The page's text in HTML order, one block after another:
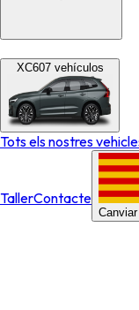
XC607vehículos
Tots els nostres
TallerContacte